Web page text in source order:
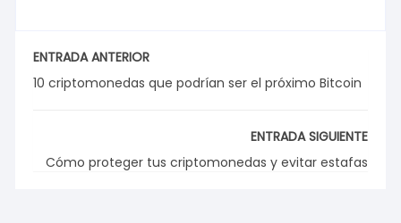
ENTRADA ANTERIOR
10 criptomonedas que podrían ser el próximo Bitcoin
ENTRADA SIGUIENTE
Cómo proteger tus criptomonedas y evitar estafas